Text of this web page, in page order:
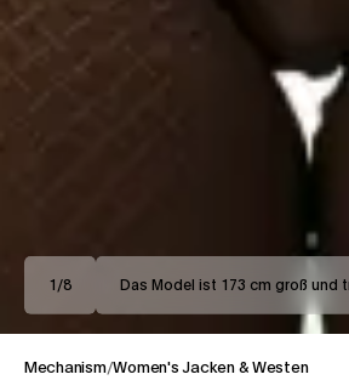
1 /8 Das Model ist 173 cm groß und
Mechanism/Women's Jacken & Westen